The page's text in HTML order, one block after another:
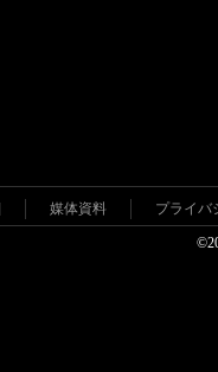
媒体資料 プライバ